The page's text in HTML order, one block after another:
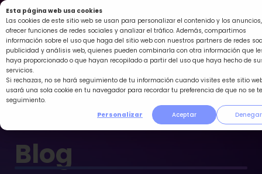
Esta página web usa cookies
Las cookies de este sitio web se usan para personalizar el contenido y los anuncios,
ofrecer funciones de redes sociales y analizar el tráfico. Además, compartimos
información sobre el uso que haga del sitio web con nuestros partners de redes
publicidad y análisis web, quienes pueden combinarla con otra información que
haya proporcionado o que hayan recopilado a partir del uso que haya hecho de
servicios.
Si rechazas, no se hará seguimiento de tu información cuando visites este sitio
usará una sola cookie en tu navegador para recordar tu preferencia de que no se
seguimiento.
Personalizar
Aceptar Denegar
Ir
al
contenido
Blog